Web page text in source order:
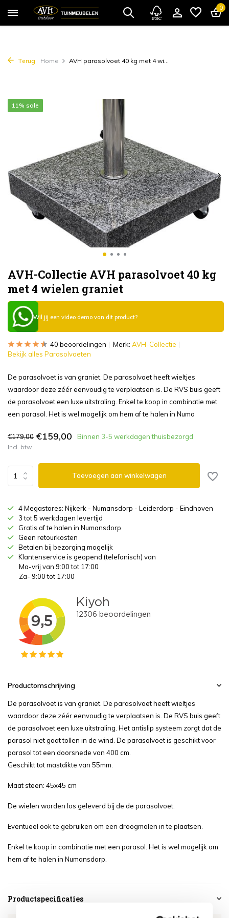
0
Terug Home AVH parasolvoet 40 kg met 4 wi...
AVH-Collectie AVH parasolvoet 40 kg
met 4 wielen graniet
11% sale
Wil jij een video demo van dit product?
40 beoordelingen Merk: AVH-Collectie
Bekijk alles Parasolvoeten
De parasolvoet is van graniet. De parasolvoet heeft wieltjes
waardoor deze zéér eenvoudig te verplaatsen is. De RVS buis geeft
de parasolvoet een luxe uitstraling. Enkel te koop in combinatie met
een parasol. Het is wel mogelijk om hem af te halen in Numa
€179,00 €159,00 Binnen 3-5 werkdagen thuisbezorgd
Incl. btw
Toevoegen aan winkelwagen
4 Megastores: Nijkerk - Numansdorp - Leiderdorp - Eindhoven
3 tot 5 werkdagen levertijd
Gratis af te halen in Numansdorp
Geen retourkosten
Betalen bij bezorging mogelijk
Klantenservice is geopend (telefonisch) van
Ma-vrij van 9:00 tot 17:00
Za- 9:00 tot 17:00
Productomschrijving
De parasolvoet is van graniet. De parasolvoet heeft wieltjes
waardoor deze zéér eenvoudig te verplaatsen is. De RVS buis geeft
de parasolvoet een luxe uitstraling. Het antislip systeem zorgt dat de
parasol niet gaat tollen in de wind. De parasolvoet is geschikt voor
parasol tot een doorsnede van 400 cm.
Geschikt tot mastdikte van 55mm.
Maat steen: 45x45 cm
De wielen worden los geleverd bij de de parasolvoet.
Eventueel ook te gebruiken om een droogmolen in te plaatsen.
Enkel te koop in combinatie met een parasol. Het is wel mogelijk om
hem af te halen in Numansdorp.
Productspecificaties